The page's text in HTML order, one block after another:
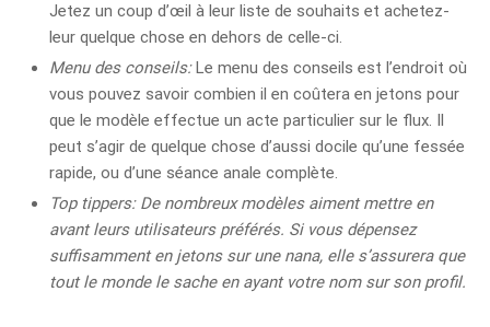
Jetez un coup d’œil à leur liste de souhaits et achetez-
leur quelque chose en dehors de celle-ci.
Menu des conseils:Le menu des conseils est l’endroit où
vous pouvez savoir combien il en coûtera en jetons pour
que le modèle effectue un acte particulier sur le flux. Il
peut s’agir de quelque chose d’aussi docile qu’une fessée
rapide, ou d’une séance anale complète.
Top tippers: De nombreux modèles aiment mettre en
avant leurs utilisateurs préférés. Si vous dépensez
suffisamment en jetons sur une nana, elle s’assurera que
tout le monde le sache en ayant votre nom sur son profil.